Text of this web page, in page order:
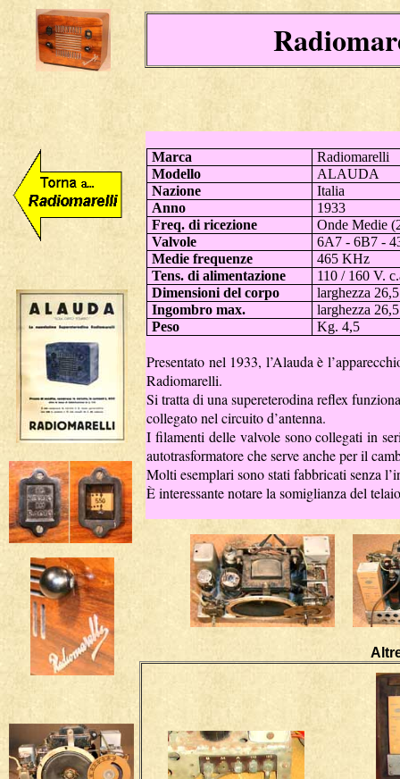
Marca
Radiomarelli
Modello
ALAUDA
Nazione
Italia
Anno
1933
Freq. di ricezione
Onde Medie
Valvole
6A7 - 6B7 -
Medie frequenze
465 KHz
Tens. di alimentazione
110 / 160 V.
Dimensioni del corpo
larghezza
Ingombro max.
larghezza
Peso
Kg. 4,5
Presentato nel 1933, l’Alauda è
Radiomarelli.
Si tratta di una supereterodina reflex
collegato nel circuito d’antenna.
I filamenti delle valvole sono collegati in
autotrasformatore che serve anche per il
Molti esemplari sono stati fabbricati senza
È interessante notare la somiglianza del